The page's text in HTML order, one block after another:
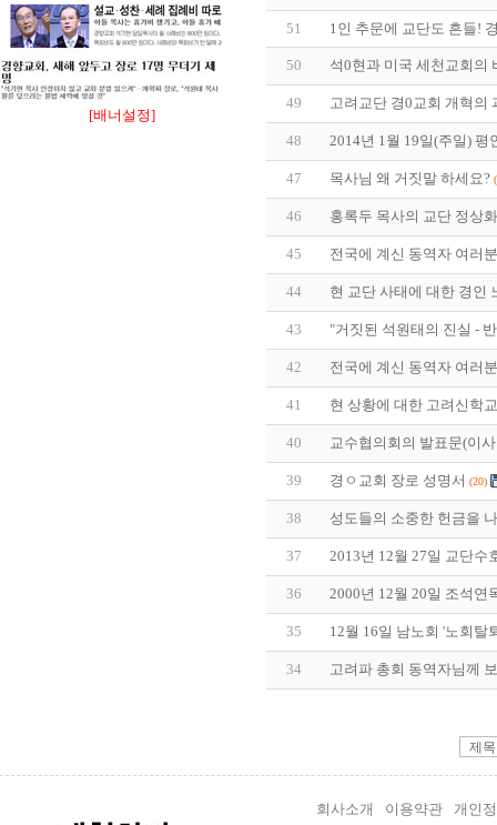
[배너설정]
51 1인 추문에 교단도 흔들!
50 석0현과 미국 세천교회의
49 고려교단 경0교회 개혁의
48 2014년 1월 19일(주일) 평
47 목사님 왜 거짓말 하세요?
46 홍록두 목사의 교단 정상
45 전국에 계신 동역자 여러
44 현 교단 사태에 대한 경인
43 "거짓된 석원태의 진실 -
42 전국에 계신 동역자 여러
41 현 상황에 대한 고려신학
40 교수협의회의 발표문(이
39 경ㅇ교회 장로 성명서 (20)
38 성도들의 소중한 헌금을
37 2013년 12월 27일 교단수
36 2000년 12월 20일 조석연
35 12월 16일 남노회 '노회탈
34 고려파 총회 동역자님께
회사소개 이용약관
개인